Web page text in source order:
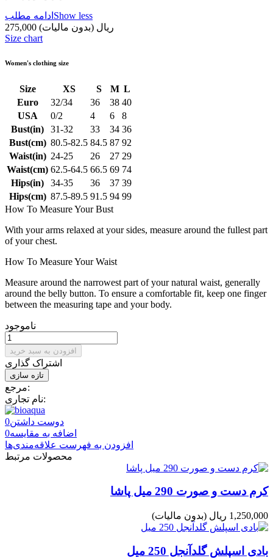
ادامه مطلب Show less
275,000 ریال (بدون مالیات)
Size chart
Women's clothing size
Size XS S M L
Euro
32/34 36 38 40
USA
0/2 4 6
8
Bust(in)
31-32 33 34 36
Bust(cm) 80.5-82.5 84.5 87 92
Waist(in) 24-25 26 27 29
Waist(cm) 62.5-64.5 66.5 69 74
Hips(in)
34-35 36 37 39
Hips(cm) 87.5-89.5 91.5 94 99
How To Measure Your Bust
With your arms relaxed at your sides, measure around the fullest part
of your chest.
How To Measure Your Waist
Measure around the narrowest part of your natural waist, generally
around the belly button. To ensure a comfortable fit, keep one finger
between the measuring tape and your body.
ناموجود
افزودن به سبد خرید
اشتراک گذاری
مرجع:
نام تجاری:
دوست داشتن0
اضافه به مقایسه0
افزودن به فهرست علاقه‌مندی‌ها
محصولات مرتبط
کرم دست و صورت 290 میل پاشا
1,250,000 ریال (بدون مالیات)
بادی اسپلش گلدآنجل 250 میل